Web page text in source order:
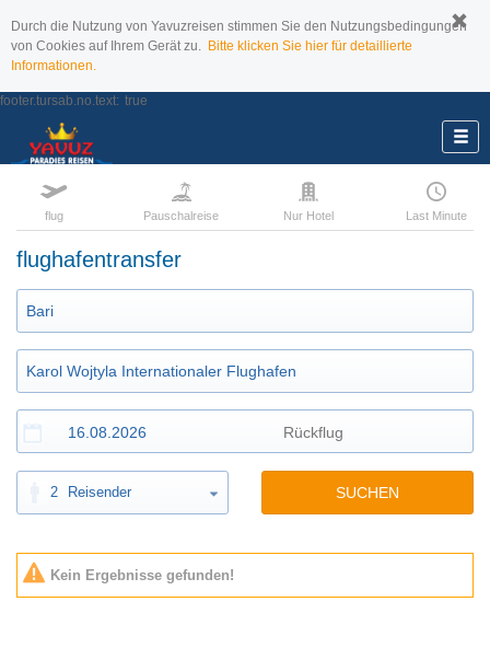
Durch die Nutzung von Yavuzreisen stimmen Sie den Nutzungsbedingungen
von Cookies auf Ihrem Gerät zu. Bitte klicken Sie hier für detaillierte
Informationen.
footer.tursab.no.text: true
flug Pauschalreise Nur Hotel Last Minute
flughafentransfer
2 Reisender SUCHEN
Kein Ergebnisse gefunden!